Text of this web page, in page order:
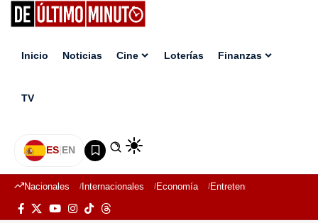
Inicio Noticias Cine Loterías Finanzas
TV
ES|EN
Nacionales Internacionales Economía Entretenimiento